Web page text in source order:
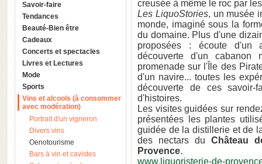
Savoir-faire
Tendances
Beauté-Bien être
Cadeaux
Concerts et spectacles
Livres et Lectures
Mode
Sports
Vins et alcools (à consommer
avec modération)
Portrait d'un vigneron
Divers vins
Oenotourisme
Bars à vin et cavistes
creusée à même le roc par
Les LiquoStories, un musée
monde, imaginé sous la
du domaine. Plus d'une
proposées : écoute d'un
découverte d'un cabanon
promenade sur l'Île des
d'un navire... toutes les
découverte de ces
d'histoires.
Les visites guidées sur
présentées les plantes
guidée de la distillerie et de
des nectars duChâteau
Provence.
www.liquoristerie-de-